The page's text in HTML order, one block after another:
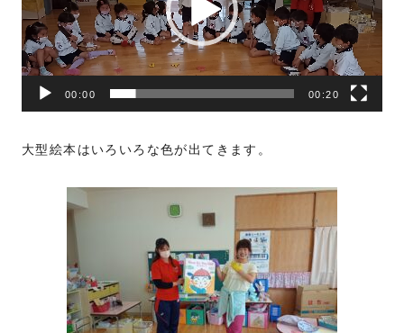
ー
ヤ
ー
00:00 00:20
大型絵本はいろいろな色が出てきます。